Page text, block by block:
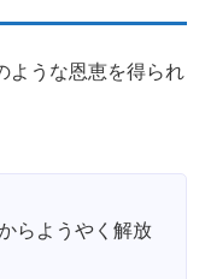
ような恩恵を得られ
らようやく解放